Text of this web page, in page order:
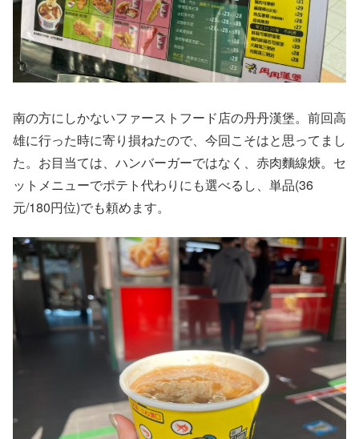
南の方にしかないファーストフード店の丹丹漢堡。前回高
雄に行った時に寄り損ねたので、今回こそはと思ってまし
た。お目当ては、ハンバーガーではなく、赤肉麵線焿。セ
ットメニューでポテト代わりにも選べるし、単品(36
元/180円位)でも頼めます。